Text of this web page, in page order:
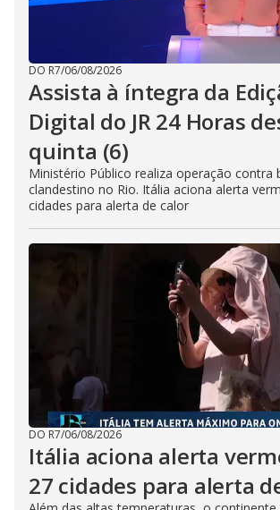
DO R7/06/08/2026
Assista à íntegra da
Digital do JR 24 Horas
quinta (6)
Ministério Público realiza operação contra
clandestino no Rio. Itália aciona alerta
cidades para alerta de calor
DO R7/06/08/2026
Itália aciona alerta
27 cidades para alerta